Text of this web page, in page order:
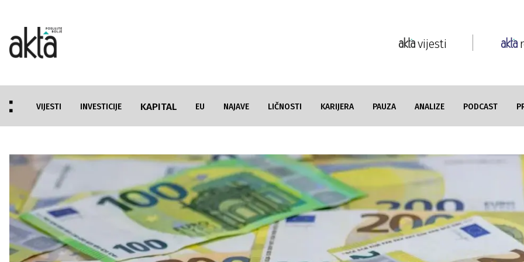
vijesti
VIJESTI INVESTICIJE KAPITAL EU NAJAVE LIČNOSTI KARIJERA PAUZA ANALIZE PODCAST